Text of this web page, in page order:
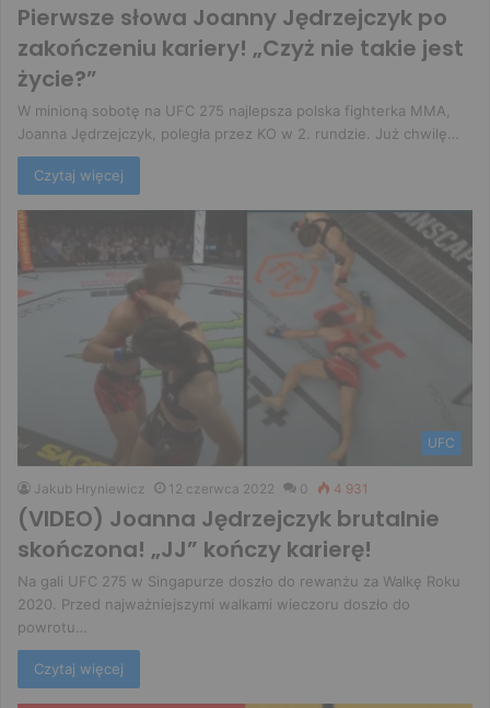
Pierwsze słowa Joanny Jędrzejczyk po
zakończeniu kariery! „Czyż nie takie jest
życie?”
W minioną sobotę na UFC 275 najlepsza polska fighterka MMA,
Joanna Jędrzejczyk, poległa przez KO w 2. rundzie. Już chwilę…
Czytaj więcej
UFC
Jakub Hryniewicz 12 czerwca 2022 0 4 931
(VIDEO) Joanna Jędrzejczyk brutalnie
skończona! „JJ” kończy karierę!
Na gali UFC 275 w Singapurze doszło do rewanżu za Walkę Roku
2020. Przed najważniejszymi walkami wieczoru doszło do
powrotu…
Czytaj więcej